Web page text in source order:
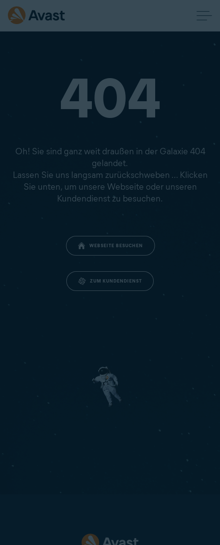
404
Oh! Sie sind ganz weit draußen in der Galaxie 404
gelandet.
Lassen Sie uns langsam zurückschweben … Klicken
Sie unten, um unsere Webseite oder unseren
Kundendienst zu besuchen.
WEBSEITE BESUCHEN
ZUM KUNDENDIENST